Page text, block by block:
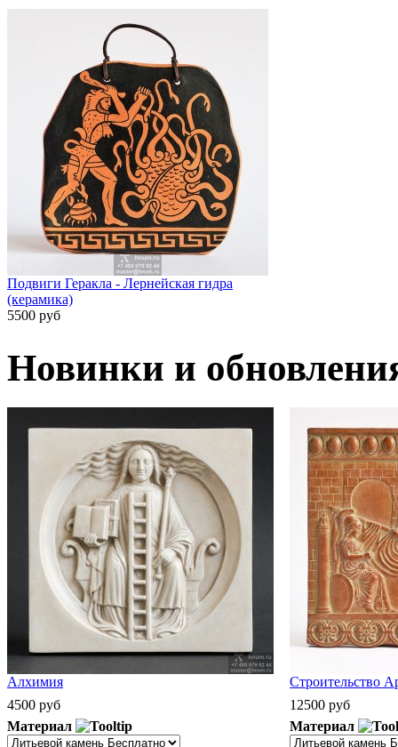
Подвиги Геракла - Лернейская гидра
(керамика)
5500 руб
Новинки и
Алхимия
4500 руб
Материал
Строительство
12500 руб
Материал